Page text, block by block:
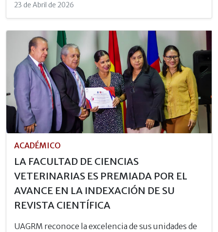
23 de Abril de 2026
ACADÉMICO
LA FACULTAD DE CIENCIAS
VETERINARIAS ES PREMIADA POR EL
AVANCE EN LA INDEXACIÓN DE SU
REVISTA CIENTÍFICA
UAGRM reconoce la excelencia de sus unidades de